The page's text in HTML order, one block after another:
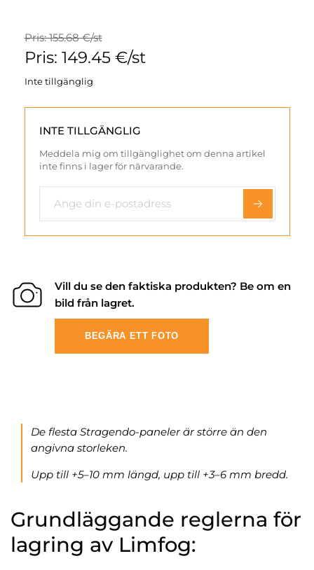
Pris: 155.68 €/st
Pris: 149.45 €/st
Inte tillgänglig
INTE TILLGÄNGLIG
Meddela mig om tillgänglighet om denna artikel
inte finns i lager för närvarande.
Vill du se den faktiska produkten? Be om en
bild från lagret.
BEGÄRA ETT FOTO
De flesta Stragendo-paneler är större än den
angivna storleken.
Upp till +5–10 mm längd, upp till +3–6 mm bredd.
Grundläggande reglerna för
lagring av Limfog: